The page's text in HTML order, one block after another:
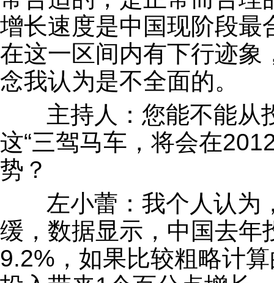
增长速度是中国现阶段最
在这一区间内有下行迹象
念我认为是不全面的。
主持人：您能不能从
这“三驾马车，将会在
势？
左小蕾：我个人认为
缓，数据显示，中国去年
9.2%，如果比较粗略计